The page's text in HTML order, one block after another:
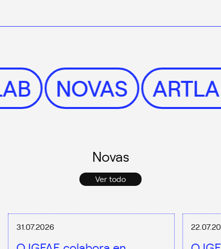
NOVAS
Novas
Ver todo
31.07.2026